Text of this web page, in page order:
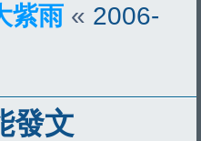
紫雨 « 2006-
發文